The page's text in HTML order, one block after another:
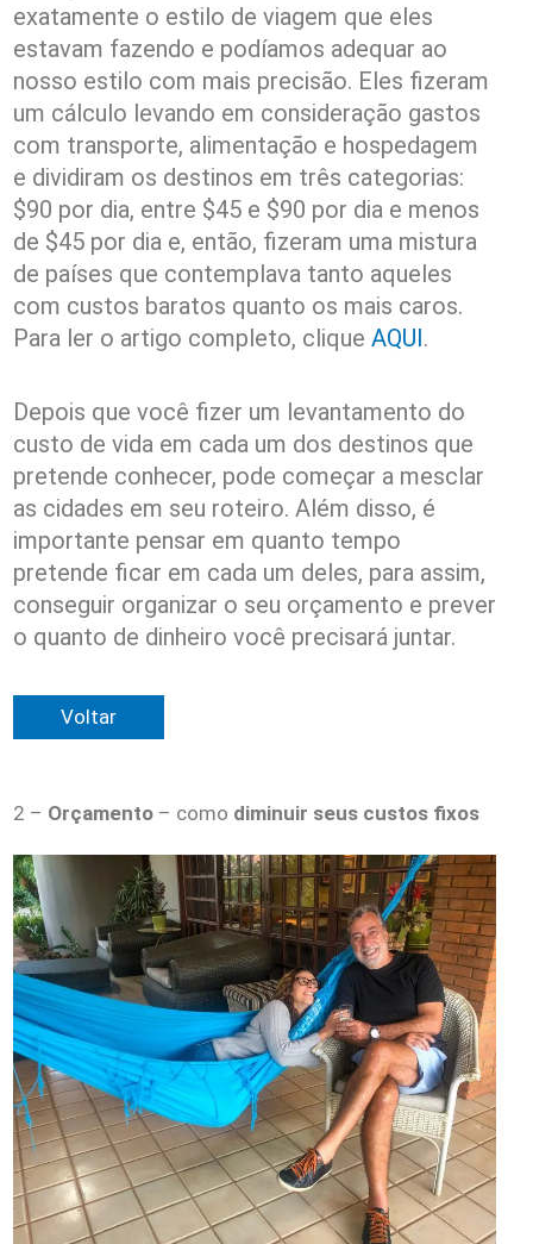
exatamente o estilo de viagem que eles
estavam fazendo e podíamos adequar ao
nosso estilo com mais precisão. Eles fizeram
um cálculo levando em consideração gastos
com transporte, alimentação e hospedagem
e dividiram os destinos em três categorias:
$90 por dia, entre $45 e $90 por dia e menos
de $45 por dia e, então, fizeram uma mistura
de países que contemplava tanto aqueles
com custos baratos quanto os mais caros.
Para ler o artigo completo, clique AQUI.
Depois que você fizer um levantamento do
custo de vida em cada um dos destinos que
pretende conhecer, pode começar a mesclar
as cidades em seu roteiro. Além disso, é
importante pensar em quanto tempo
pretende ficar em cada um deles, para assim,
conseguir organizar o seu orçamento e prever
o quanto de dinheiro você precisará juntar.
Voltar
2 – Orçamento – como diminuir seus custos fixos